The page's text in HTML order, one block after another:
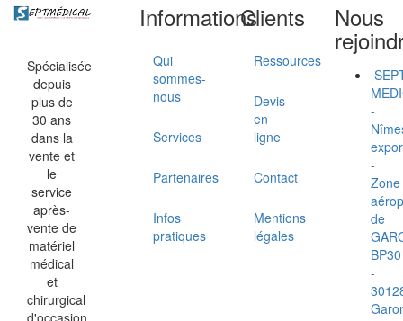
Spécialisée
depuis
plus de
30 ans
dans la
vente et
le
service
après-
vente de
matériel
médical
et
chirurgical
Informations
Qui
sommes-
nous
Services
Partenaires
Infos
pratiques
Clients
Ressources
Devis
en
ligne
Contact
Mentions
légales
Nous
-
-
Zone
de
BP30
-